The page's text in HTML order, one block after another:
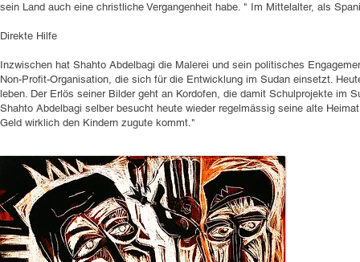
sein Land auch eine christliche Vergangenheit habe. " Im Mittelalter, als
Direkte Hilfe
Inzwischen hat Shahto Abdelbagi die Malerei und sein politisches
Non-Profit-Organisation, die sich für die Entwicklung im Sudan einsetzt.
leben. Der Erlös seiner Bilder geht an Kordofen, die damit Schulprojekte im
Shahto Abdelbagi selber besucht heute wieder regelmässig seine alte
Geld wirklich den Kindern zugute kommt."